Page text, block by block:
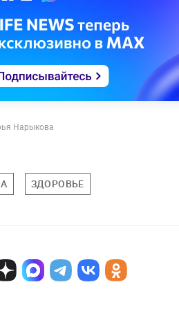
Нарыкова
ЗДОРОВЬЕ